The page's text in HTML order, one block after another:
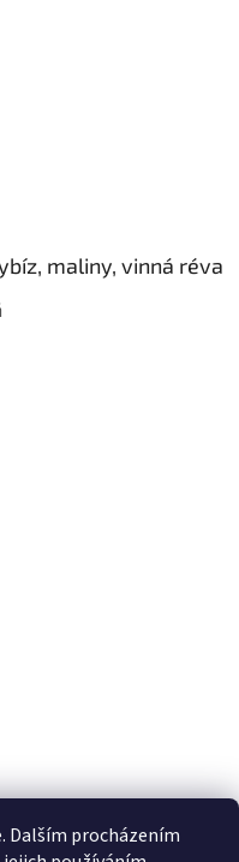
Dalším procházením
maliny, vinná réva